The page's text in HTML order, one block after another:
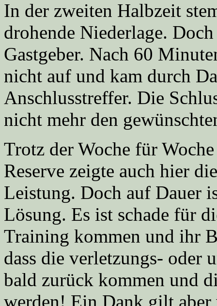
In der zweiten Halbzeit
drohende Niederlage.
Gastgeber. Nach 60
nicht auf und kam durch
Anschlusstreffer. Die
nicht mehr den
Trotz der Woche für
Reserve zeigte auch hier
Leistung. Doch auf Dauer
Lösung. Es ist schade für
Training kommen und ihr
dass die verletzungs- oder
bald zurück kommen und
werden! Ein Dank gilt